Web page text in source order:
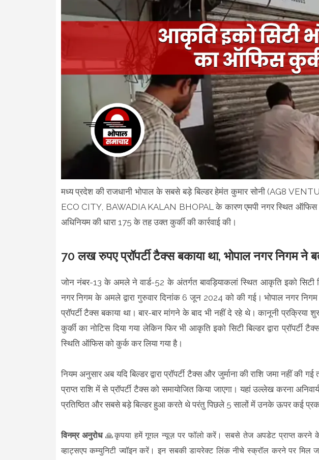
मध्य प्रदेश की राजधानी भोपाल के सबसे बड़े बिल्डर हेमंत कुमार सोनी (AG8
ECO CITY, BAWADIA KALAN BHOPAL के कारण एमपी नगर स्थित ऑफिस
अधिनियम की धारा 175 के तह उक्त कुर्की की कार्रवाई की।
70 लख रुपए प्रॉपर्टी टैक्स बकाया था, भोपाल नगर निगम ने
जोन नंबर-13 के अमले ने वार्ड-52 के अंतर्गत बावड़ियाकलां स्थित आकृति इको सिटी
नगर निगम के अमले द्वारा गुरुवार दिनांक 6 जून 2024 को की गई। भोपाल नगर
प्रॉपर्टी टैक्स बकाया था। बार-बार मांगने के बाद भी नहीं दे रहे थे। कानूनी
कुर्की का नोटिस दिया गया लेकिन फिर भी आकृति इको सिटी बिल्डर द्वारा प्रॉपर्टी
स्थिति ऑफिस को कुर्क कर लिया गया है।
नियम अनुसार अब यदि बिल्डर द्वारा प्रॉपर्टी टैक्स और जुर्माना की राशि जमा नहीं
प्राप्त राशि में से प्रॉपर्टी टैक्स को समायोजित किया जाएगा। यहां उल्लेख करना
प्रतिष्ठित और सबसे बड़े बिल्डर हुआ करते थे परंतु पिछले 5 सालों में उनके ऊपर कई
विनम्र अनुरोध🙏कृपया हमें गूगल न्यूज़ पर फॉलो करें। सबसे तेज अपडेट प्राप्त करने के
व्हाट्सएप कम्युनिटी ज्वॉइन करें। इन सबकी डायरेक्ट लिंक नीचे स्क्रॉल करने पर मिल